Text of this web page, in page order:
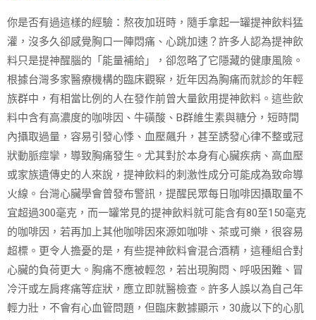
你是否有過這樣的經驗：熬夜加班時，隨手拿起一罐提神飲料猛
灌，沒多久卻感覺胸口一陣悶痛、心跳加速？許多人認為提神飲
料只是提神醒腦的「能量補給」，卻忽略了它隱藏的健康風險。
根據台灣多家醫療機構的臨床觀察，近年因為胸痛而就診的年輕
族群中，有相當比例的人在發作前曾大量飲用提神飲料。這些飲
料中含有高濃度的咖啡因、牛磺酸、B群維生素與糖分，短時間
內攝取過量，容易引發心悸、血壓飆升，甚至誘發心律不整或冠
狀動脈痙攣，導致胸痛發生。尤其對於本身有心臟疾病、高血壓
或家族遺傳史的人來說，提神飲料的刺激性成分可能成為致命導
火線。台灣心臟學會曾發布警訊，提醒民眾每日咖啡因攝取量不
宜超過300毫克，而一罐常見的提神飲料就可能含有80至150毫克
的咖啡因，若再加上其他咖啡因來源如咖啡、茶或可樂，很容易
超標。更令人擔憂的是，有些提神飲料會混合酒精，這種組合對
心臟的負荷更大。胸痛不應被輕忽，若出現胸悶、呼吸困難、冒
冷汗或左肩疼痛等症狀，應立即就醫檢查。許多人誤以為自己年
輕力壯，不會有心血管問題，但臨床數據顯示，30歲以下的心肌